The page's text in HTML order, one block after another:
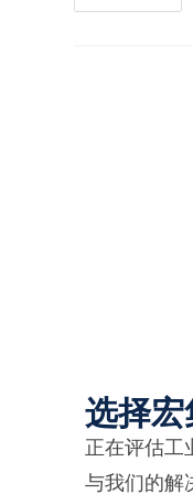
选择
正在评估工
与我们的解